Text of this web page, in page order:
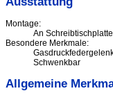
Montage:
An
Besondere Merkmale:
Schwenkbar
Allgemeine